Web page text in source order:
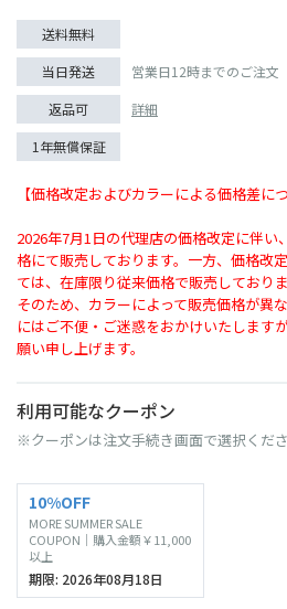
送料無料
当日発送
営業日12時までのご注文
返品可
詳細
1年無償保証
【価格改定およびカラーによる価格差につ
2026年7月1日の代理店の価格改定に伴い
格にて販売しております。一方、価格改
ては、在庫限り従来価格で販売しておりま
そのため、カラーによって販売価格が異
にはご不便・ご迷惑をおかけいたします
願い申し上げます。
利用可能なクーポン
※クーポンは注文手続き画面で選択くださ
10%OFF
MORE SUMMER SALE
COUPON｜購入金額￥11,000
以上
期限: 2026年08月18日